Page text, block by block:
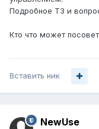
Подробное ТЗ и
Кто что может
Вставить ник
NewUse